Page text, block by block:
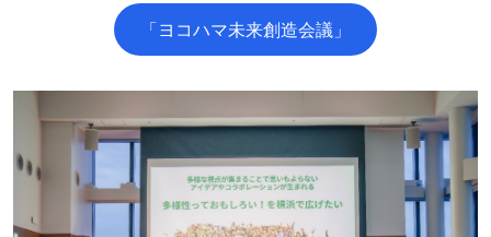
「ヨコハマ未来創造会議」